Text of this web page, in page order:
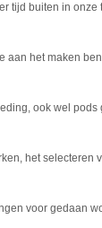
tijd buiten in
het maken
ook wel
het selecteren
voor gedaan